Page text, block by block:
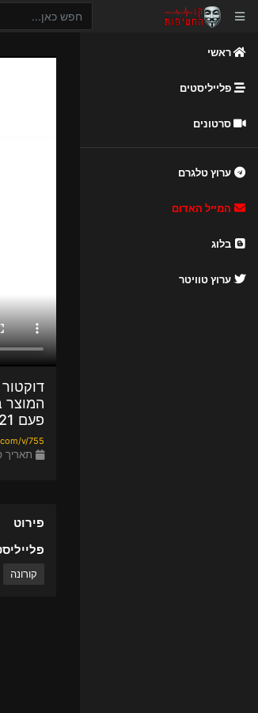
ראשי
פלייליסטים
סרטונים
ערוץ טלגרם
המייל האדום
בלוג
ערוץ טוויטר
המוצר
פעם 19-01-2021
v/755
תאריך פרסום:
פירוט
קורונה